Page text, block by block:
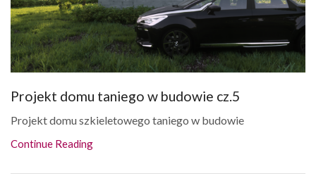
Projekt domu taniego w budowie cz.5
Projekt domu szkieletowego taniego w budowie
Continue Reading